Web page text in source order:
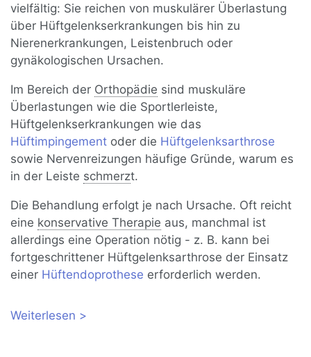
vielfältig: Sie reichen von muskulärer Überlastung
über Hüftgelenkserkrankungen bis hin zu
Nierenerkrankungen, Leistenbruch oder
gynäkologischen Ursachen.
Im Bereich der Orthopädie sind muskuläre
Überlastungen wie die Sportlerleiste,
Hüftgelenkserkrankungen wie das
Hüftimpingement oder die Hüftgelenksarthrose
sowie Nervenreizungen häufige Gründe, warum es
in der Leiste schmerzt.
Die Behandlung erfolgt je nach Ursache. Oft reicht
eine konservative Therapie aus, manchmal ist
allerdings eine Operation nötig - z. B. kann bei
fortgeschrittener Hüftgelenksarthrose der Einsatz
einer Hüftendoprothese erforderlich werden.
Weiterlesen über Leistenschmerzen: Ursachen,